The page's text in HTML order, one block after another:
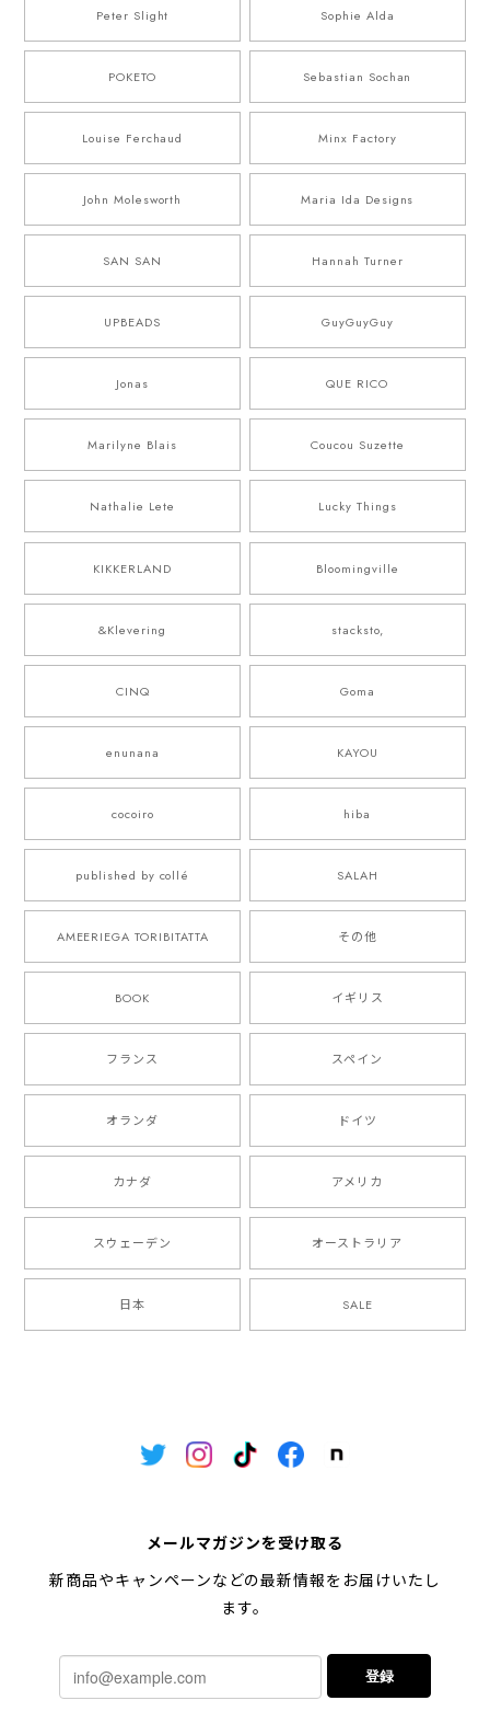
Peter Slight Sophie Alda
POKETO Sebastian Sochan
Louise Ferchaud Minx Factory
John Molesworth Maria Ida Designs
SAN SAN Hannah Turner
UPBEADS GuyGuyGuy
Jonas QUE RICO
Marilyne Blais Coucou Suzette
Nathalie Lete Lucky Things
KIKKERLAND Bloomingville
&Klevering stacksto,
CINQ Goma
enunana KAYOU
cocoiro hiba
published by collé SALAH
AMEERIEGA TORIBITATTA その他
BOOK イギリス
フランス スペイン
オランダ ドイツ
カナダ アメリカ
スウェーデン オーストラリア
日本 SALE
メールマガジンを受け取る
新商品やキャンペーンなどの最新情報をお届けいたし
ます。
登録